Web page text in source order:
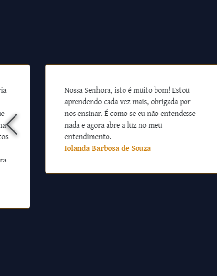
Nossa Senhora, isto é muito bom! Estou
aprendendo cada vez mais, obrigada por
nos ensinar. É como se eu não entendesse
nada e agora abre a luz no meu
entendimento.
Iolanda Barbosa de Souza